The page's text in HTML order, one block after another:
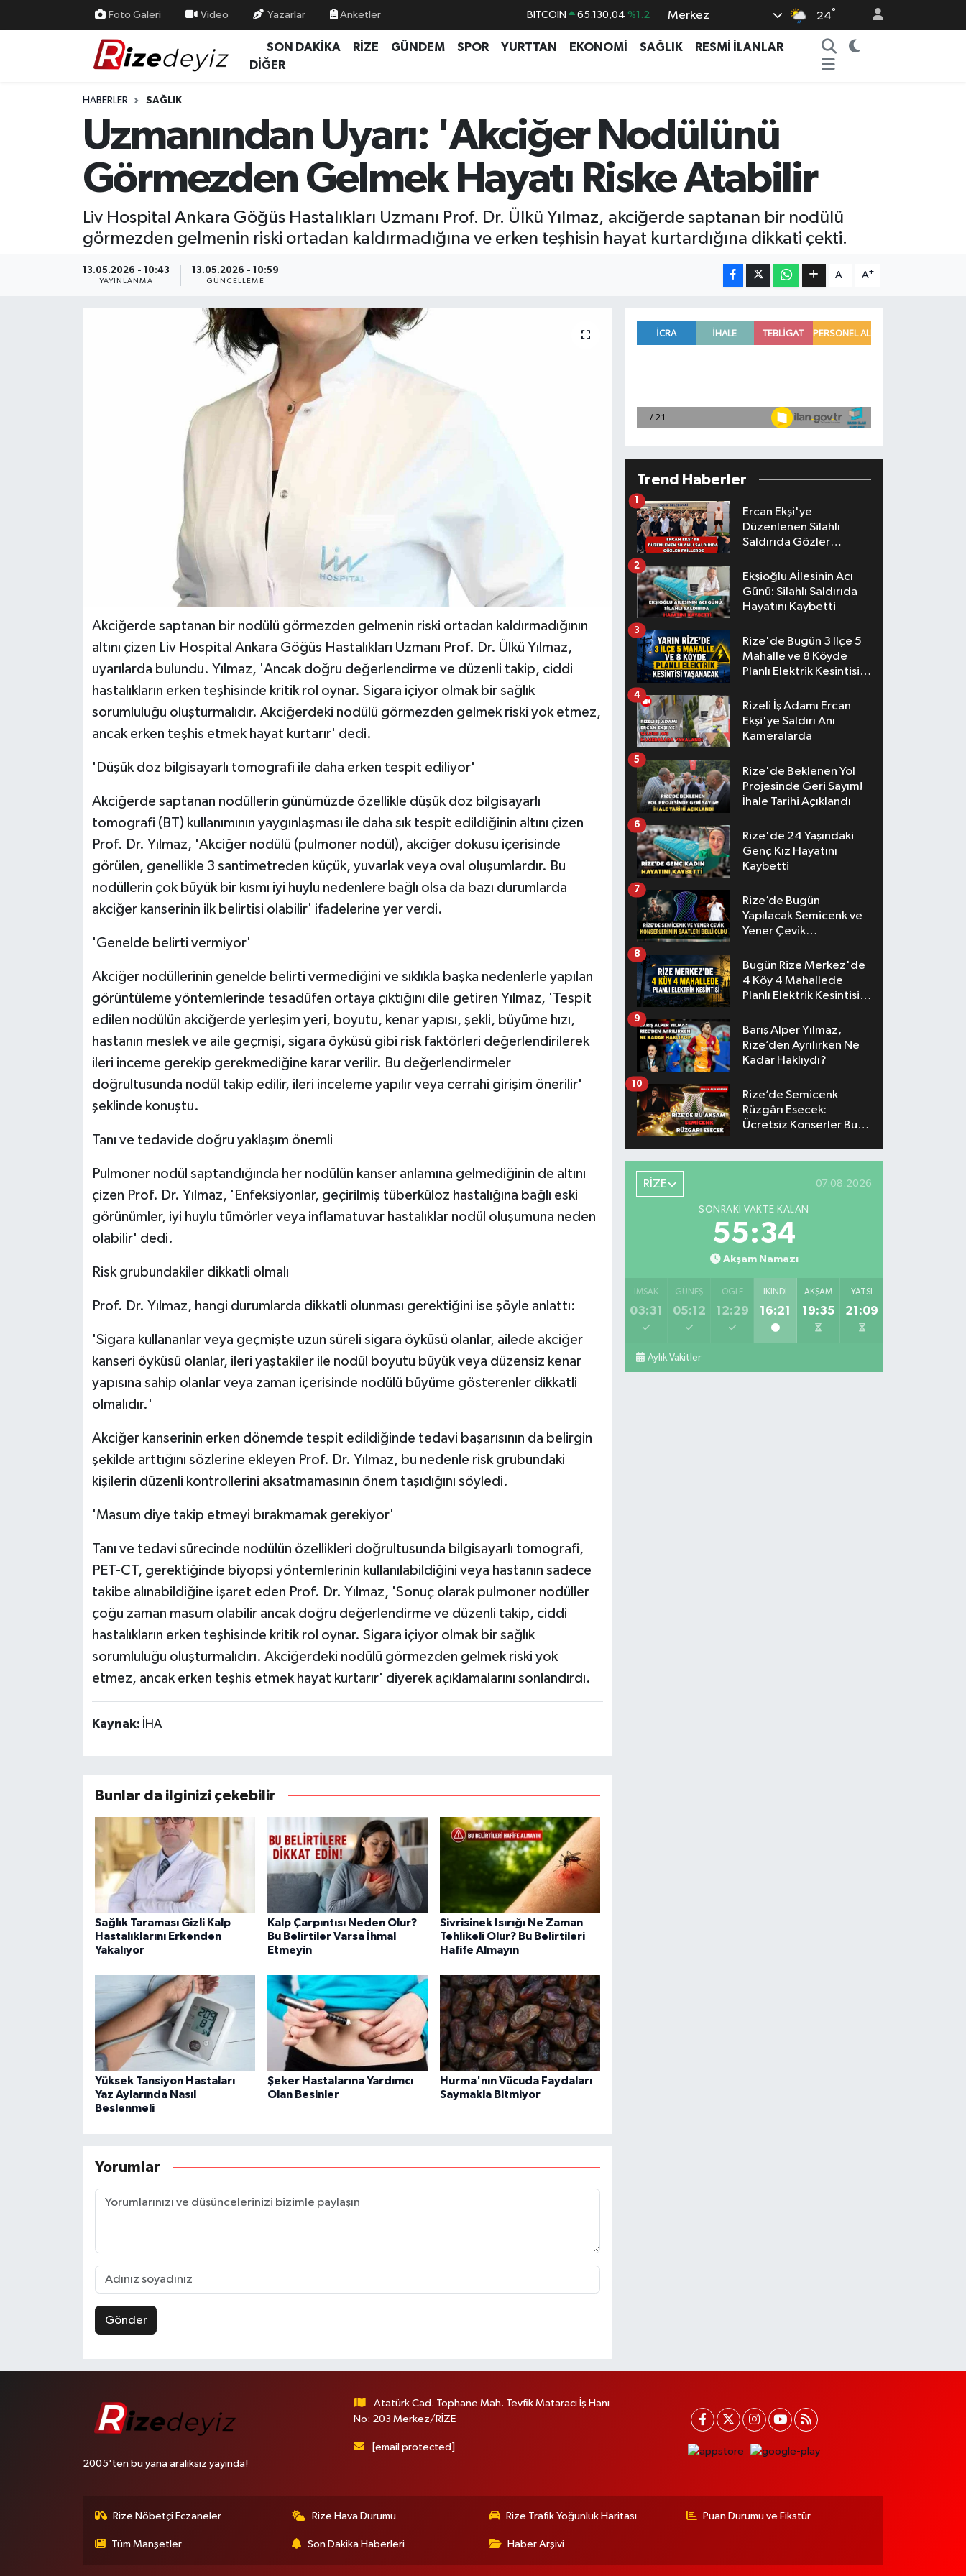
Foto Galeri Video Yazarlar Anketler
EURO 55,1652 %0.27
BİST100 13.773 %-19
Merkez 24°
SON DAKİKA RİZE GÜNDEM SPOR YURTTAN EKONOMİ SAĞLIK
RESMİ İLANLAR
DİĞER
HABERLER SAĞLIK
Uzmanından Uyarı: 'Akciğer Nodülünü
Görmezden Gelmek Hayatı Riske Atabilir
Liv Hospital Ankara Göğüs Hastalıkları Uzmanı Prof. Dr. Ülkü Yılmaz, akciğerde saptanan bir nodülü
görmezden gelmenin riski ortadan kaldırmadığına ve erken teşhisin hayat kurtardığına dikkati çekti.
13.05.2026 - 10:43
YAYINLANMA
13.05.2026 - 10:59
GÜNCELLEME
A- A+
Akciğerde saptanan bir nodülü görmezden gelmenin riski ortadan kaldırmadığının
altını çizen Liv Hospital Ankara Göğüs Hastalıkları Uzmanı Prof. Dr. Ülkü Yılmaz,
uyarılarda bulundu. Yılmaz, 'Ancak doğru değerlendirme ve düzenli takip, ciddi
hastalıkların erken teşhisinde kritik rol oynar. Sigara içiyor olmak bir sağlık
sorumluluğu oluşturmalıdır. Akciğerdeki nodülü görmezden gelmek riski yok etmez,
ancak erken teşhis etmek hayat kurtarır' dedi.
'Düşük doz bilgisayarlı tomografi ile daha erken tespit ediliyor'
Akciğerde saptanan nodüllerin günümüzde özellikle düşük doz bilgisayarlı
tomografi (BT) kullanımının yaygınlaşması ile daha sık tespit edildiğinin altını çizen
Prof. Dr. Yılmaz, 'Akciğer nodülü (pulmoner nodül), akciğer dokusu içerisinde
görülen, genellikle 3 santimetreden küçük, yuvarlak veya oval oluşumlardır. Bu
nodüllerin çok büyük bir kısmı iyi huylu nedenlere bağlı olsa da bazı durumlarda
akciğer kanserinin ilk belirtisi olabilir' ifadelerine yer verdi.
'Genelde belirti vermiyor'
Akciğer nodüllerinin genelde belirti vermediğini ve sıklıkla başka nedenlerle yapılan
görüntüleme yöntemlerinde tesadüfen ortaya çıktığını dile getiren Yılmaz, 'Tespit
edilen nodülün akciğerde yerleşim yeri, boyutu, kenar yapısı, şekli, büyüme hızı,
hastanın meslek ve aile geçmişi, sigara öyküsü gibi risk faktörleri değerlendirilerek
ileri inceme gerekip gerekmediğine karar verilir. Bu değerlendirmeler
doğrultusunda nodül takip edilir, ileri inceleme yapılır veya cerrahi girişim önerilir'
şeklinde konuştu.
Tanı ve tedavide doğru yaklaşım önemli
Pulmoner nodül saptandığında her nodülün kanser anlamına gelmediğinin de altını
çizen Prof. Dr. Yılmaz, 'Enfeksiyonlar, geçirilmiş tüberküloz hastalığına bağlı eski
görünümler, iyi huylu tümörler veya inflamatuvar hastalıklar nodül oluşumuna neden
olabilir' dedi.
Risk grubundakiler dikkatli olmalı
Prof. Dr. Yılmaz, hangi durumlarda dikkatli olunması gerektiğini ise şöyle anlattı:
'Sigara kullananlar veya geçmişte uzun süreli sigara öyküsü olanlar, ailede akciğer
kanseri öyküsü olanlar, ileri yaştakiler ile nodül boyutu büyük veya düzensiz kenar
yapısına sahip olanlar veya zaman içerisinde nodülü büyüme gösterenler dikkatli
olmalıdır.'
Akciğer kanserinin erken dönemde tespit edildiğinde tedavi başarısının da belirgin
şekilde arttığını sözlerine ekleyen Prof. Dr. Yılmaz, bu nedenle risk grubundaki
kişilerin düzenli kontrollerini aksatmamasının önem taşıdığını söyledi.
'Masum diye takip etmeyi bırakmamak gerekiyor'
Tanı ve tedavi sürecinde nodülün özellikleri doğrultusunda bilgisayarlı tomografi,
PET-CT, gerektiğinde biyopsi yöntemlerinin kullanılabildiğini veya hastanın sadece
takibe alınabildiğine işaret eden Prof. Dr. Yılmaz, 'Sonuç olarak pulmoner nodüller
çoğu zaman masum olabilir ancak doğru değerlendirme ve düzenli takip, ciddi
hastalıkların erken teşhisinde kritik rol oynar. Sigara içiyor olmak bir sağlık
sorumluluğu oluşturmalıdırı. Akciğerdeki nodülü görmezden gelmek riski yok
etmez, ancak erken teşhis etmek hayat kurtarır' diyerek açıklamalarını sonlandırdı.
Kaynak: İHA
Bunlar da ilginizi çekebilir
Sağlık Taraması Gizli Kalp
Hastalıklarını Erkenden
Yakalıyor
Kalp Çarpıntısı Neden Olur?
Bu Belirtiler Varsa İhmal
Etmeyin
Sivrisinek Isırığı Ne Zaman
Tehlikeli Olur? Bu Belirtileri
Hafife Almayın
Yüksek Tansiyon Hastaları
Yaz Aylarında Nasıl
Beslenmeli
Şeker Hastalarına Yardımcı
Olan Besinler
Hurma'nın Vücuda Faydaları
Saymakla Bitmiyor
Yorumlar
Gönder
Trend Haberler
Ercan Ekşi'ye
Düzenlenen Silahlı
Saldırıda Gözler
1
Ekşioğlu Aİlesinin Acı
Günü: Silahlı Saldırıda
Hayatını Kaybetti
2
Rize'de Bugün 3 İlçe 5
Mahalle ve 8 Köyde
Planlı Elektrik Kesintisi
3
Rizeli İş Adamı Ercan
Ekşi'ye Saldırı Anı
Kameralarda
4
Rize'de Beklenen Yol
Projesinde Geri Sayım!
İhale Tarihi Açıklandı
5
Rize'de 24 Yaşındaki
Genç Kız Hayatını
Kaybetti
6
Rize’de Bugün
Yapılacak Semicenk ve
Yener Çevik
Belli Oldu
7
Bugün Rize Merkez'de
4 Köy 4 Mahallede
Planlı Elektrik Kesintisi
8
Barış Alper Yılmaz,
Rize’den Ayrılırken Ne
Kadar Haklıydı?
9
Rize’de Semicenk
Rüzgârı Esecek:
Ücretsiz Konserler Bu
10
RİZE 07.08.2026
SONRAKI VAKTE KALAN
55:33
Akşam Namazı
İMSAK
03:31
GÜNEŞ
05:12
ÖĞLE
12:29
İKINDI
16:21
AKŞAM
19:35
YATSI
21:09
Aylık Vakitler
2005'ten bu yana aralıksız yayında!
Atatürk Cad. Tophane Mah. Tevfik Mataracı İş Hanı
No: 203 Merkez/RİZE
[email protected]
Rize Nöbetçi Eczaneler Rize Hava Durumu Rize Trafik Yoğunluk Haritası Puan Durumu ve Fikstür
Tüm Manşetler Son Dakika Haberleri Haber Arşivi
Yurttan Haberler
Ekonomi
Rize Nöbetçi Eczaneler
Rize Trafik Yoğunluk Haritası
Süper Lig Puan Durumu ve Fikstür
Son Dakika Haberleri
Haber Arşivi